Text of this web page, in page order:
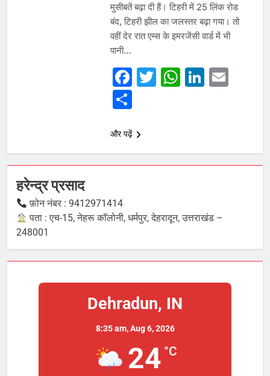
मुसीबतें बढ़ा दी हैं। टिहरी में 25 लिंक रोड
बंद, टिहरी झील का जलस्तर बढ़ा गया। तो
वहीं देर रात एम्स के इमरजेंसी वार्ड में भी
पानी…
Facebook
Twitter
Share
और पढ़ें
हरेन्द्र प्रसाद
फ़ोन नंबर : 9412971414
पता : एच-15, नेहरू कॉलोनी, धर्मपुर, देहरादून, उत्तराखंड –
248001
Dehradun, IN
8:35 am,Aug 6, 2026
24 °C